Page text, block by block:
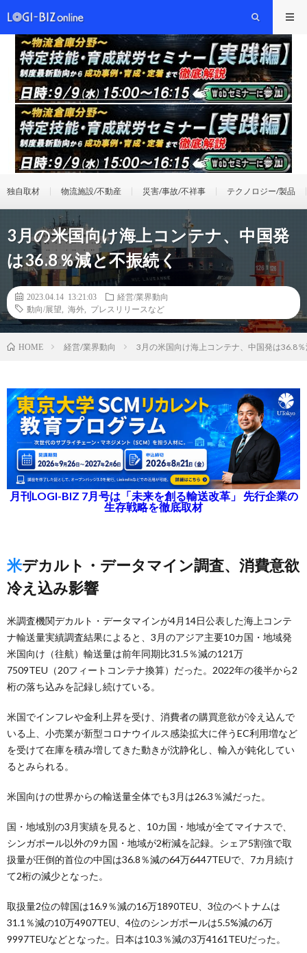
独自取材 物流施設/不動産 災害/事故/不祥事 テクノロジー/製品
3月の米国向け海上コンテナ、中国発
は36.8％減と不振続く
2023.04.14 13:21:03
経営/業界動向
動向/展望
海外 プレスリリースなど
HOME 経営/業界動向 3月の米国向け海上コンテナ、中国発は36.8
月刊LOGI-BIZ 7月号は「未来を創る輸送改革」 先行企業の
生存戦略を徹底取材
米デカルト・データマイン調査、消費意欲
冷え込み影響
米調査機関デカルト・データマインが4月14日公表した海上コンテ
ナ輸送量実績調査結果によると、3月のアジア主要10カ国・地域発
米国向け（往航）輸送量は前年同期比31.5％減の121万
7509TEU（20フィートコンテナ換算）だった。2022年の後半から2
桁の落ち込みを記録し続けている。
米国でインフレや金利上昇を受け、消費者の購買意欲が冷え込んで
いる上、小売業が新型コロナウイルス感染拡大に伴うEC利用増など
を受けて在庫を積み増してきた動きが沈静化し、輸入が鈍化してい
るとみられる。
米国向けの世界からの輸送量全体でも3月は26.3％減だった。
国・地域別の3月実績を見ると、10カ国・地域が全てマイナスで、
シンガポール以外の9カ国・地域が2桁減を記録。シェア5割強で取
扱量が圧倒的首位の中国は36.8％減の64万6447TEUで、7カ月続け
て2桁の減少となった。
取扱量2位の韓国は16.9％減の16万1890TEU、3位のベトナムは
31.1％減の10万4907TEU、4位のシンガポールは5.5%減の6万
9997TEUなどとなった。日本は10.3％減の3万4161TEUだった。